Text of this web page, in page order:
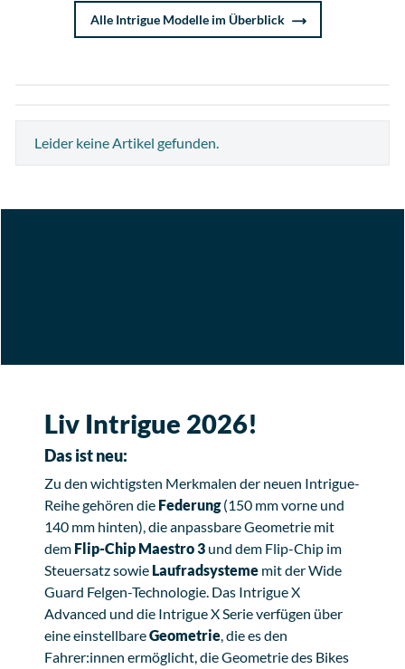
Alle Intrigue Modelle im Überblick
Leider keine Artikel gefunden.
Liv Intrigue 2026!
Das ist neu:
Zu den wichtigsten Merkmalen der neuen Intrigue-
Reihe gehören die Federung(150 mm vorne und
140 mm hinten), die anpassbare Geometrie mit
dem Flip-Chip Maestro 3 und dem Flip-Chip im
Steuersatz sowie Laufradsysteme mit der Wide
Guard Felgen-Technologie. Das Intrigue X
Advanced und die Intrigue X Serie verfügen über
eine einstellbareGeometrie, die es den
Fahrer:innen ermöglicht, die Geometrie des Bikes